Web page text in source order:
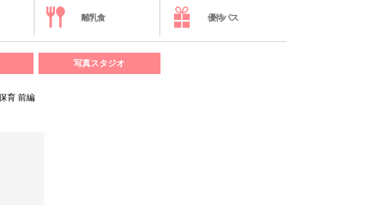
離乳食 優待パス
写真スタジオ
育 前編